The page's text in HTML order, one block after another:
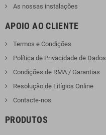
As nossas instalações
APOIO AO CLIENTE
Termos e Condições
Política de Privacidade de Dados
Condições de RMA / Garantias
Resolução de Litígios Online
Contacte-nos
PRODUTOS